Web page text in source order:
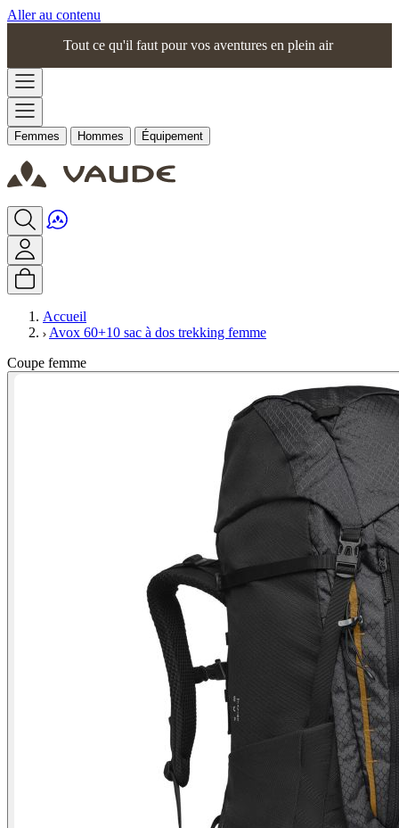
Aller au contenu
Tout ce qu'il faut pour vos aventures en plein air
Femmes Hommes Équipement
Accueil
Avox 60+10 sac à dos trekking femme
Coupe femme